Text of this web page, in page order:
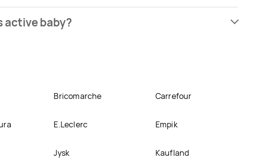
active baby?
Bricomarche Carrefour
E.Leclerc Empik
Jysk Kaufland